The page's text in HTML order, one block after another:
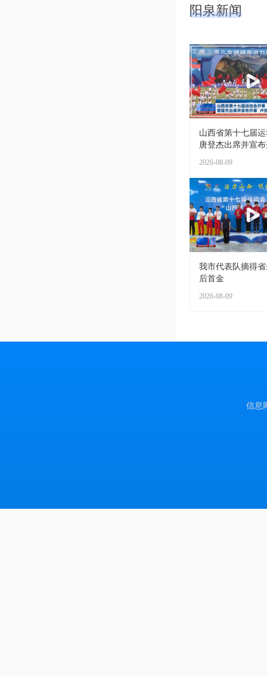
阳泉新闻
山西省第十七届
唐登杰出席并宣
2026-08-09
我市代表队摘得
后首金
2026-08-09
信息